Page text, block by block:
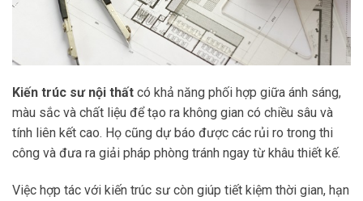
Kiến trúc sư nội thất có khả năng phối hợp giữa ánh sáng,
màu sắc và chất liệu để tạo ra không gian có chiều sâu và
tính liên kết cao. Họ cũng dự báo được các rủi ro trong thi
công và đưa ra giải pháp phòng tránh ngay từ khâu thiết kế.
Việc hợp tác với kiến trúc sư còn giúp tiết kiệm thời gian, hạn